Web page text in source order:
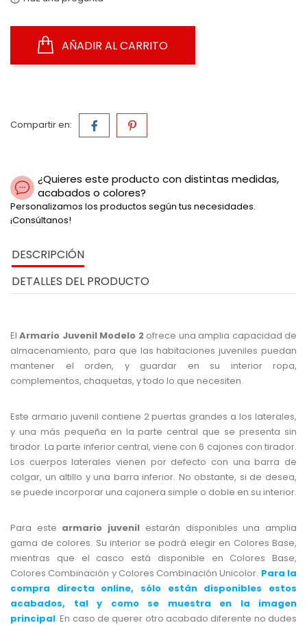
AÑADIR AL CARRITO
Compartir en:
¿Quieres este producto con distintas medidas,
acabados o colores?
Personalizamos los productos según tus necesidades.
¡Consúltanos!
DESCRIPCIÓN
DETALLES DEL PRODUCTO
ElArmario Juvenil Modelo 2ofrece una amplia capacidad de
almacenamiento, para que las habitaciones juveniles puedan
mantener el orden, y guardar en su interior ropa,
complementos, chaquetas, y todo lo que necesiten.
Este armario juvenil contiene 2 puertas grandes a los laterales,
y una más pequeña en la parte central que se presenta sin
tirador. La parte inferior central, viene con 6 cajones con tirador.
Los cuerpos laterales vienen por defecto con una barra de
colgar, un altillo y una barra inferior. No obstante, si de desea,
se puede incorporar una cajonera simple o doble en su interior.
Para este armario juvenil estarán disponibles una amplia
gama de colores. Su interior se podrá elegir en Colores Base,
mientras que el casco está disponible en Colores Base,
Colores Combinación y Colores Combinación Unicolor. Para la
compra directa online, sólo están disponibles estos
acabados, tal y como se muestra en la imagen
principal. En caso de querer otro acabado diferente no dudes